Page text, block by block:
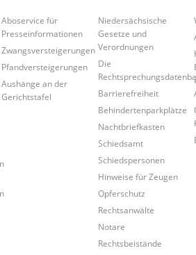
Aboservice für
Presseinformationen
Zwangsversteigerungen
Pfandversteigerungen
Aushänge an der
Gerichtstafel
Niedersächsische
Gesetze und
Verordnungen
Die
Barrierefreiheit
Behindertenparkplätze
Nachtbriefkasten
Schiedsamt
Schiedspersonen
Hinweise für Zeugen
Opferschutz
Rechtsanwälte
Notare
Rechtsbeistände